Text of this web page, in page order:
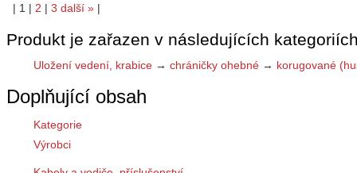
| 1 | 2 | 3 další » |
Produkt je zařazen v následujících
Uložení vedení, krabice → chráničky ohebné → korugované
Doplňující obsah
Kategorie
Výrobci